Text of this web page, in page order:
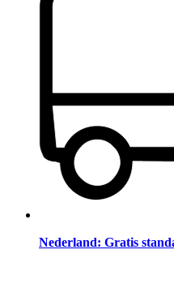
Nederland: Gratis